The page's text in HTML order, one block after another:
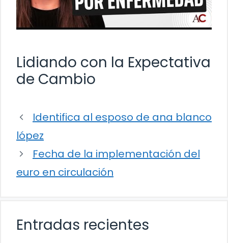
Lidiando con la Expectativa
de Cambio
Identifica al esposo de ana blanco
lópez
Fecha de la implementación del
euro en circulación
Entradas recientes